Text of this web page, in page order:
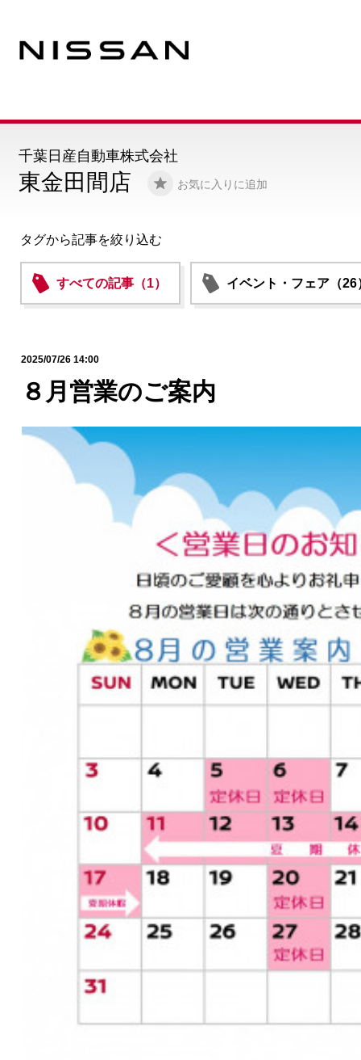
東金田間店 お気に入りに追加
千葉日産自動車株式会社
タグから記事を絞り込む
すべての記事（1） イベント・フェア（26
2025/07/26 14:00
８月営業のご案内